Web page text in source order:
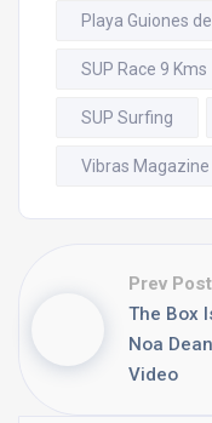
Playa Guiones
SUP Race 9 Kms
SUP Surfing
Vibras Magazine
Prev Post
The Box
Noa
Video